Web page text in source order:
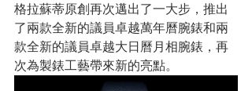
格拉蘇蒂原創再次邁出了一大步，推出
了兩款全新的議員卓越萬年曆腕錶和兩
款全新的議員卓越大日曆月相腕錶，再
次為製錶工藝帶來新的亮點。